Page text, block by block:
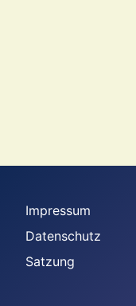
Impressum
Datenschutz
Satzung